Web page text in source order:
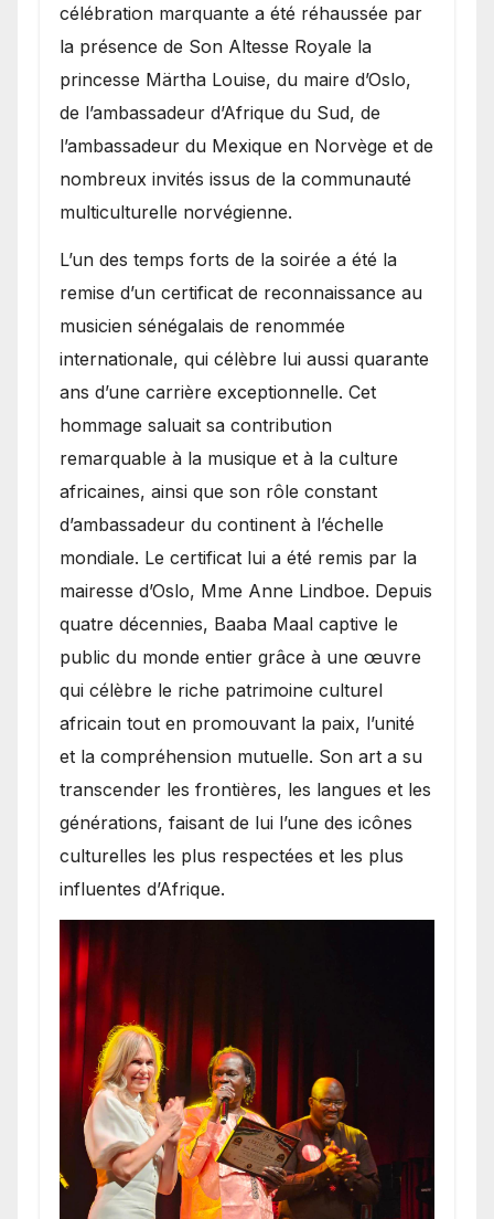
célébration marquante a été réhaussée par
la présence de Son Altesse Royale la
princesse Märtha Louise, du maire d’Oslo,
de l’ambassadeur d’Afrique du Sud, de
l’ambassadeur du Mexique en Norvège et de
nombreux invités issus de la communauté
multiculturelle norvégienne.
​L’un des temps forts de la soirée a été la
remise d’un certificat de reconnaissance au
musicien sénégalais de renommée
internationale, qui célèbre lui aussi quarante
ans d’une carrière exceptionnelle. Cet
hommage saluait sa contribution
remarquable à la musique et à la culture
africaines, ainsi que son rôle constant
d’ambassadeur du continent à l’échelle
mondiale. Le certificat lui a été remis par la
mairesse d’Oslo, Mme Anne Lindboe. Depuis
quatre décennies, Baaba Maal captive le
public du monde entier grâce à une œuvre
qui célèbre le riche patrimoine culturel
africain tout en promouvant la paix, l’unité
et la compréhension mutuelle. Son art a su
transcender les frontières, les langues et les
générations, faisant de lui l’une des icônes
culturelles les plus respectées et les plus
influentes d’Afrique.